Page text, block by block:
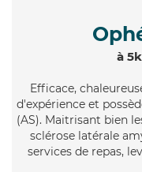
à
Efficace,
d'expérience et
(AS). Maitrisant bien
sclérose latérale
services de repas,